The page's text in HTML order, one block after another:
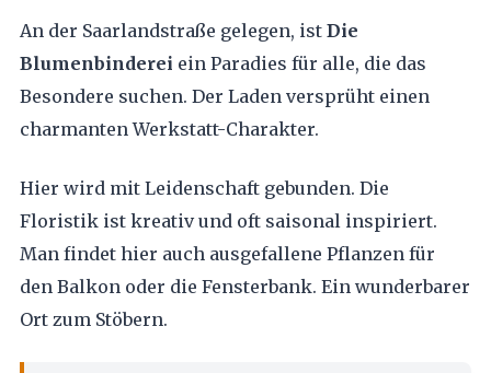
An der Saarlandstraße gelegen, ist Die
Blumenbinderei ein Paradies für alle, die das
Besondere suchen. Der Laden versprüht einen
charmanten Werkstatt-Charakter.
Hier wird mit Leidenschaft gebunden. Die
Floristik ist kreativ und oft saisonal inspiriert.
Man findet hier auch ausgefallene Pflanzen für
den Balkon oder die Fensterbank. Ein wunderbarer
Ort zum Stöbern.